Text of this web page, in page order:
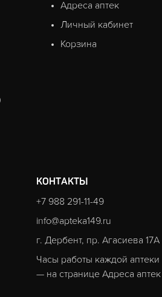
Адреса аптек
Личный кабинет
Корзина
КОНТАКТЫ
+7 988 291-11-49
info@apteka149.ru
г. Дербент, пр. Агасиева 17А
Часы работы каждой аптеки
— на странице Адреса аптек